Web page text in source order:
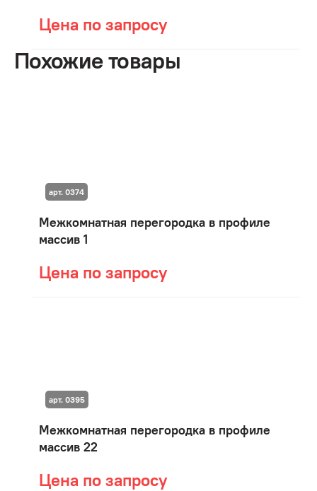
Цена по запросу
Похожие товары
Межкомнатная перегородка в профиле
массив 1
Цена по запросу
арт. 0374
Межкомнатная перегородка в профиле
массив 22
Цена по запросу
арт. 0395